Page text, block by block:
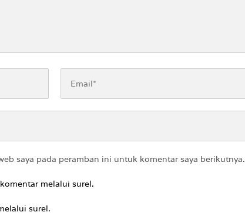
saya pada peramban ini untuk komentar saya berikutnya.
melalui surel.
surel.